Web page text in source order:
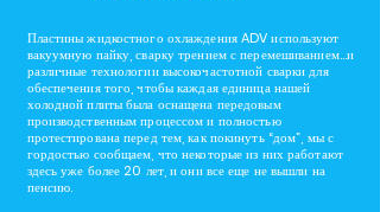
Пластины жидкостного охлаждения ADV используют
вакуумную пайку, сварку трением с перемешиванием...и
различные технологии высокочастотной сварки для
обеспечения того, чтобы каждая единица нашей
холодной плиты была оснащена передовым
производственным процессом и полностью
протестирована перед тем, как покинуть “дом”, мы с
гордостью сообщаем, что некоторые из них работают
здесь уже более 20 лет, и они все еще не вышли на
пенсию.